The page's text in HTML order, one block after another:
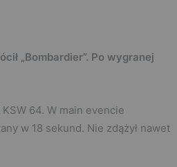
„Bombardier”. Po wygranej
64. W main evencie
w 18 sekund. Nie zdążył nawet